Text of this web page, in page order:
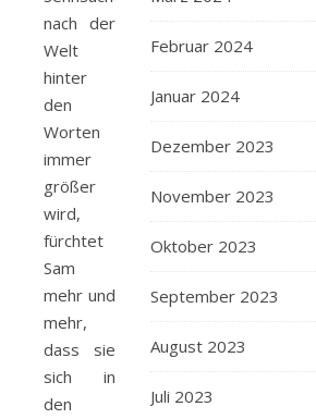
nach der
Welt
hinter
den
Worten
immer
größer
wird,
fürchtet
Sam
mehr und
mehr,
dass sie
sich in
den
Februar 2024
Januar 2024
Dezember 2023
November 2023
Oktober 2023
September 2023
August 2023
Juli 2023